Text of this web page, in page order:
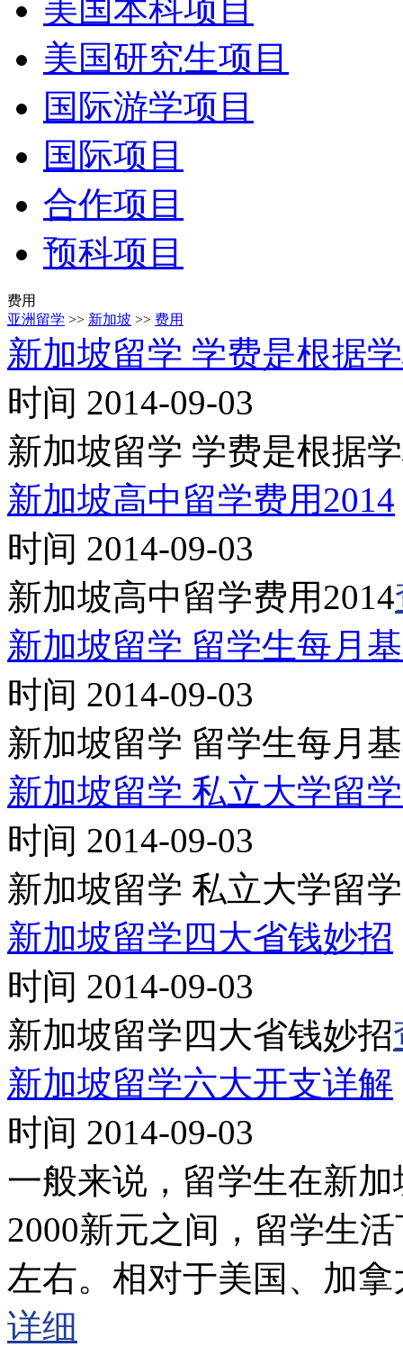
美国本科项目
美国研究生项目
国际游学项目
国际项目
合作项目
预科项目
费用
亚洲留学 >> 新加坡 >> 费用
新加坡留学 学费是根据
时间 2014-09-03
新加坡留学 学费是根据
新加坡高中留学费用2014
时间 2014-09-03
新加坡高中留学费用2014
新加坡留学 留学生每月
时间 2014-09-03
新加坡留学 留学生每月
新加坡留学 私立大学留
时间 2014-09-03
新加坡留学 私立大学留
新加坡留学四大省钱妙招
时间 2014-09-03
新加坡留学四大省钱妙招
新加坡留学六大开支详解
时间 2014-09-03
一般来说，留学生在新
2000新元之间，留学生
左右。相对于美国、加
详细